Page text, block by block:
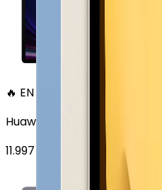
🔥 EN ÇOK SATAN
Huawei MatePad 11.5 128
11.997
başlayan fiyatlar